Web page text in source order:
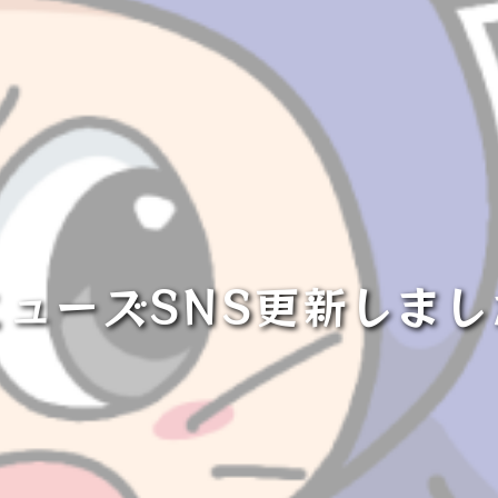
ーズSNS更新しま